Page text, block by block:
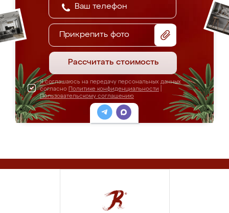
Прикрепить фото
Рассчитать стоимость
Я соглашаюсь на передачу персональных данных
согласно Политике конфиденциальности
Пользовательскому соглашению